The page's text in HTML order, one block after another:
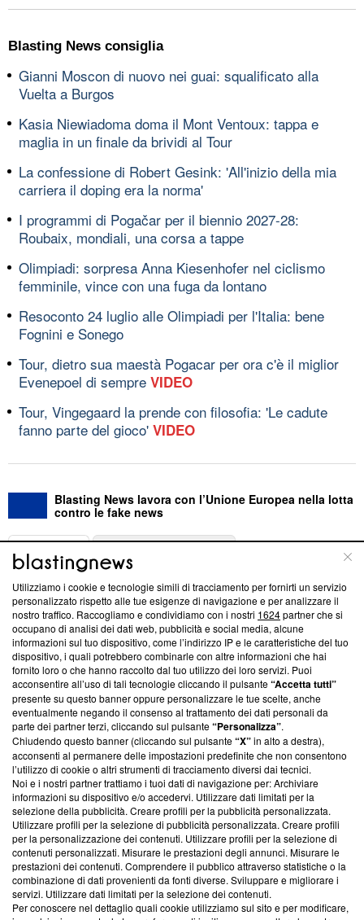
Blasting News consiglia
Gianni Moscon di nuovo nei guai: squalificato alla
Vuelta a Burgos
Kasia Niewiadoma doma il Mont Ventoux: tappa e
maglia in un finale da brividi al Tour
La confessione di Robert Gesink: 'All'inizio della mia
carriera il doping era la norma'
I programmi di Pogačar per il biennio 2027-28:
Roubaix, mondiali, una corsa a tappe
Olimpiadi: sorpresa Anna Kiesenhofer nel ciclismo
femminile, vince con una fuga da lontano
Resoconto 24 luglio alle Olimpiadi per l'Italia: bene
Fognini e Sonego
Tour, dietro sua maestà Pogacar per ora c'è il miglior
Evenepoel di sempre VIDEO
Tour, Vingegaard la prende con filosofia: 'Le cadute
fanno parte del gioco' VIDEO
Blasting News lavora con l’Unione Europea nella lotta
contro le fake news
ABOUT
Questa sezione offre informazioni trasparenti su Blasting
News, sui nostri processi editoriali e su come ci impegniamo a
creare news di qualità. Inoltre, afferma la nostra aderenza a
‘Trust Project - News with Integrity’Blasting News non è
ancora membro del programma, ma ha richiesto di farne
parte; Trust Project non ha ancora effettuato una verifica di
conformità agli standard.
Su di noi
Team editoriale
Corporate
Redazione
Informativa Privacy
Cookie Policy
Blasting SA, IDI CHE-247.845.224, Via Carlo Frasca, 3 - 6900
Utilizziamo i cookie e tecnologie simili di tracciamento per fornirti un servizio
personalizzato rispetto alle tue esigenze di navigazione e per analizzare il
nostro traffico. Raccogliamo e condividiamo con i nostri 1624partner che si
occupano di analisi dei dati web, pubblicità e social media, alcune
informazioni sul tuo dispositivo, come l’indirizzo IP e le caratteristiche del tuo
dispositivo, i quali potrebbero combinarle con altre informazioni che hai
fornito loro o che hanno raccolto dal tuo utilizzo dei loro servizi. Puoi
acconsentire all’uso di tali tecnologie cliccando il pulsante“Accetta tutti”
presente su questo banner oppure personalizzare le tue scelte, anche
eventualmente negando il consenso al trattamento dei dati personali da
parte dei partner terzi, cliccando sul pulsante“Personalizza”.
Chiudendo questo banner (cliccando sul pulsante“X”in alto a destra),
acconsenti al permanere delle impostazioni predefinite che non consentono
l’utilizzo di cookie o altri strumenti di tracciamento diversi dai tecnici.
Noi e i nostri partner trattiamo i tuoi dati di navigazione per: Archiviare
informazioni su dispositivo e/o accedervi. Utilizzare dati limitati per la
selezione della pubblicità. Creare profili per la pubblicità personalizzata.
Utilizzare profili per la selezione di pubblicità personalizzata. Creare profili
per la personalizzazione dei contenuti. Utilizzare profili per la selezione di
contenuti personalizzati. Misurare le prestazioni degli annunci. Misurare le
prestazioni dei contenuti. Comprendere il pubblico attraverso statistiche o la
combinazione di dati provenienti da fonti diverse. Sviluppare e migliorare i
servizi. Utilizzare dati limitati per la selezione dei contenuti.
Per conoscere nel dettaglio quali cookie utilizziamo sul sito e per modificare,